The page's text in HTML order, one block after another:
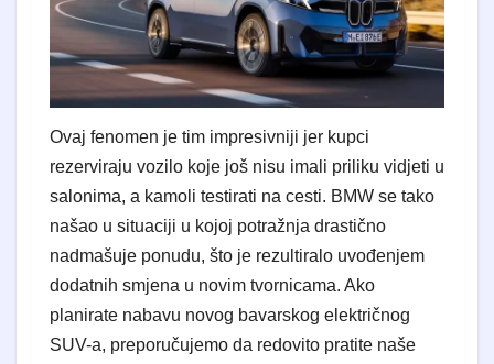
Ovaj fenomen je tim impresivniji jer kupci
rezerviraju vozilo koje još nisu imali priliku vidjeti u
salonima, a kamoli testirati na cesti. BMW se tako
našao u situaciji u kojoj potražnja drastično
nadmašuje ponudu, što je rezultiralo uvođenjem
dodatnih smjena u novim tvornicama. Ako
planirate nabavu novog bavarskog električnog
SUV-a, preporučujemo da redovito pratite naše